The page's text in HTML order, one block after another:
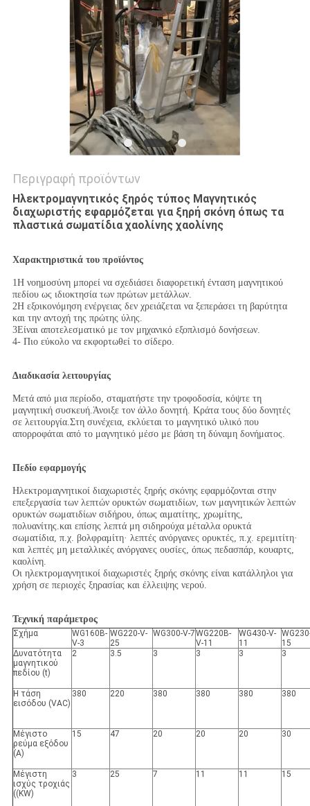
Περιγραφή προϊόντων
Ηλεκτρομαγνητικός ξηρός τύπος Μαγνητικός
διαχωριστής εφαρμόζεται για ξηρή σκόνη όπως τα
πλαστικά σωματίδια χαολίνης χαολίνης
Χαρακτηριστικά του προϊόντος
1Η νοημοσύνη μπορεί να σχεδιάσει διαφορετική ένταση μαγνητικού
πεδίου ως ιδιοκτησία των πρώτων μετάλλων.
2Η εξοικονόμηση ενέργειας δεν χρειάζεται να ξεπεράσει τη βαρύτητα
και την αντοχή της πρώτης ύλης.
3Είναι αποτελεσματικό με τον μηχανικό εξοπλισμό δονήσεων.
4- Πιο εύκολο να εκφορτωθεί το σίδερο.
Διαδικασία λειτουργίας
Μετά από μια περίοδο, σταματήστε την τροφοδοσία, κόψτε τη
μαγνητική συσκευή.Άνοιξε τον άλλο δονητή. Κράτα τους δύο δονητές
σε λειτουργία.Στη συνέχεια, εκλύεται το μαγνητικό υλικό που
απορροφάται από το μαγνητικό μέσο με βάση τη δύναμη δονήματος.
Πεδίο εφαρμογής
Ηλεκτρομαγνητικοί διαχωριστές ξηρής σκόνης εφαρμόζονται στην
επεξεργασία των λεπτών ορυκτών σωματιδίων, των μαγνητικών λεπτών
ορυκτών σωματιδίων σιδήρου, όπως αιματίτης, χρωμίτης,
πολυανίτης.και επίσης λεπτά μη σιδηρούχα μέταλλα ορυκτά
σωματίδια, π.χ. βολφραμίτη· λεπτές ανόργανες ορυκτές, π.χ. ερεμιτίτη·
και λεπτές μη μεταλλικές ανόργανες ουσίες, όπως πεδασπάρ, κουαρτς,
καολίνη.
Οι ηλεκτρομαγνητικοί διαχωριστές ξηρής σκόνης είναι κατάλληλοι για
χρήση σε περιοχές ξηρασίας και έλλειψης νερού.
Τεχνική παράμετρος
Σχήμα
WG160B-
V-3
WG220-V-
25
WG300-V-7WG220B-
V-11
WG430-V-
11
15
Δυνατότητα
μαγνητικού
πεδίου (t)
2 3.5 3 3 3 3
Η τάση
εισόδου (VAC)
380 220 380 380 380 380
Μέγιστο
ρεύμα εξόδου
(A)
15 47 20 20 20 30
Μέγιστη
ισχύς τροχιάς
((KW)
3 25 7 11 11 15